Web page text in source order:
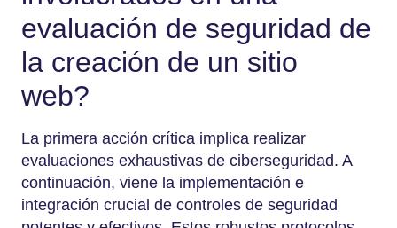
evaluación de seguridad de
la creación de un sitio
web?
La primera acción crítica implica realizar
evaluaciones exhaustivas de ciberseguridad. A
continuación, viene la implementación e
integración crucial de controles de seguridad